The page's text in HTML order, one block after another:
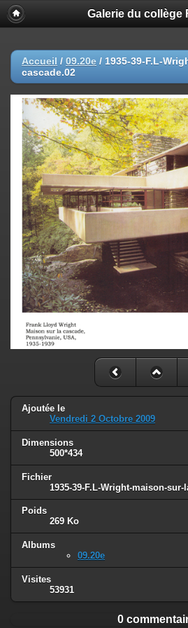
Galerie du collège
Accueil / 09.20e / 1935-39-F.L-
cascade.02
Ajoutée le
Vendredi 2 Octobre 2009
Dimensions
500*434
Fichier
1935-39-F.L-Wright-maison-sur-
Poids
269 Ko
Albums
09.20e
Visites
53931
0